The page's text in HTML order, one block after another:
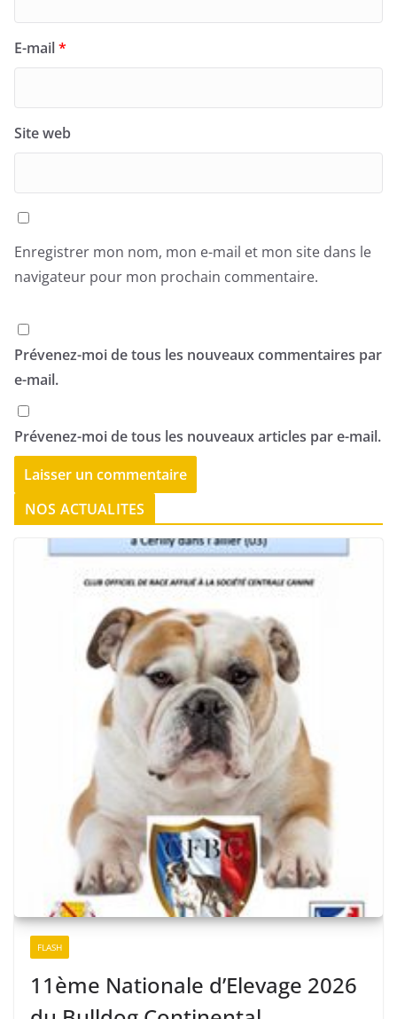
E-mail*
Site web
Enregistrer mon nom, mon e-mail et mon site dans le
navigateur pour mon prochain commentaire.
Prévenez-moi de tous les nouveaux commentaires par
e-mail.
Prévenez-moi de tous les nouveaux articles par e-mail.
NOS ACTUALITES
FLASH
11ème Nationale d’Elevage 2026